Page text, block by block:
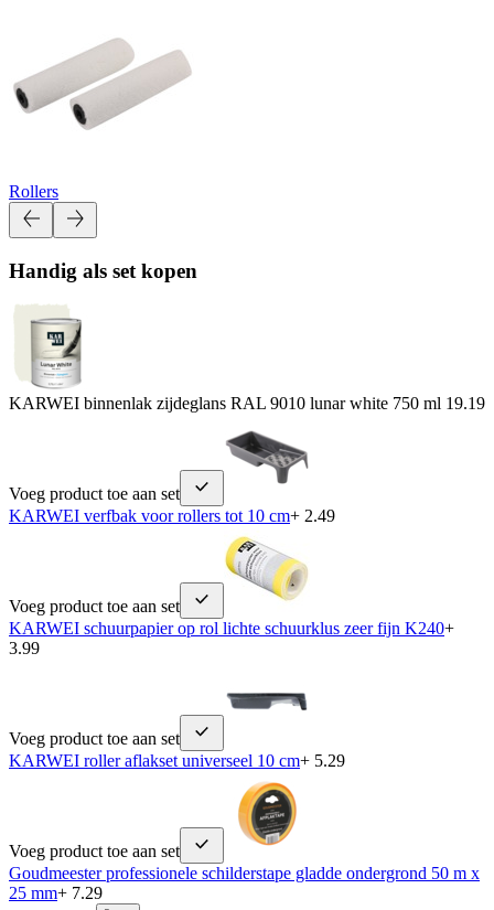
Rollers
Handig als set kopen
KARWEI binnenlak zijdeglans RAL 9010 lunar white 750 ml 19.19
Voeg product toe aan set
KARWEI verfbak voor rollers tot 10 cm+ 2.49
Voeg product toe aan set
KARWEI schuurpapier op rol lichte schuurklus zeer fijn K240+
3.99
Voeg product toe aan set
KARWEI roller aflakset universeel 10 cm+ 5.29
Voeg product toe aan set
Goudmeester professionele schilderstape gladde ondergrond 50 m x
25 mm+ 7.29